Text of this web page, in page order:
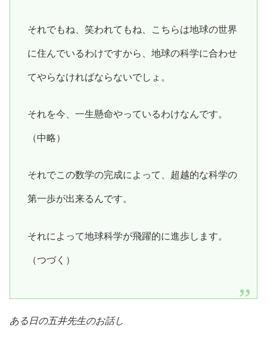
それでもね、笑われてもね、こちらは地球の世界
に住んでいるわけですから、地球の科学に合わせ
てやらなければならないでしょ。
それを今、一生懸命やっているわけなんです。
（中略）
それでこの数学の完成によって、超越的な科学の
第一歩が出来るんです。
それによって地球科学が飛躍的に進歩します。
（つづく）
ある日の五井先生のお話し